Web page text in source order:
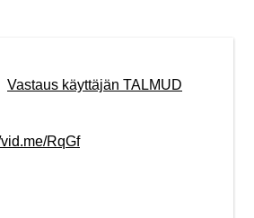
Vastaus käyttäjän TALMUD
RqGf